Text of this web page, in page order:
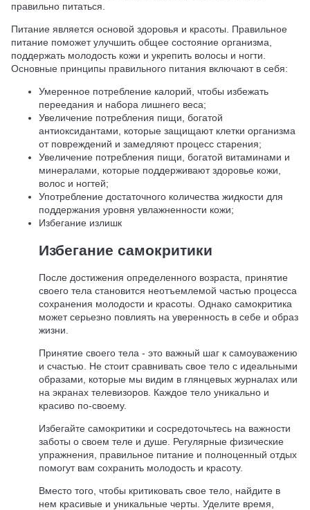
правильно питаться.
Питание является основой здоровья и красоты. Правильное
питание поможет улучшить общее состояние организма,
поддержать молодость кожи и укрепить волосы и ногти.
Основные принципы правильного питания включают в себя:
Умеренное потребление калорий, чтобы избежать
переедания и набора лишнего веса;
Увеличение потребления пищи, богатой
антиоксидантами, которые защищают клетки организма
от повреждений и замедляют процесс старения;
Увеличение потребления пищи, богатой витаминами и
минералами, которые поддерживают здоровье кожи,
волос и ногтей;
Употребление достаточного количества жидкости для
поддержания уровня увлажненности кожи;
Избегание излишк
Избегание самокритики
После достижения определенного возраста, принятие
своего тела становится неотъемлемой частью процесса
сохранения молодости и красоты. Однако самокритика
может серьезно повлиять на уверенность в себе и образ
жизни.
Принятие своего тела - это важный шаг к самоуважению
и счастью. Не стоит сравнивать свое тело с идеальными
образами, которые мы видим в глянцевых журналах или
на экранах телевизоров. Каждое тело уникально и
красиво по-своему.
Избегайте самокритики и сосредоточьтесь на важности
заботы о своем теле и душе. Регулярные физические
упражнения, правильное питание и полноценный отдых
помогут вам сохранить молодость и красоту.
Вместо того, чтобы критиковать свое тело, найдите в
нем красивые и уникальные черты. Уделите время,